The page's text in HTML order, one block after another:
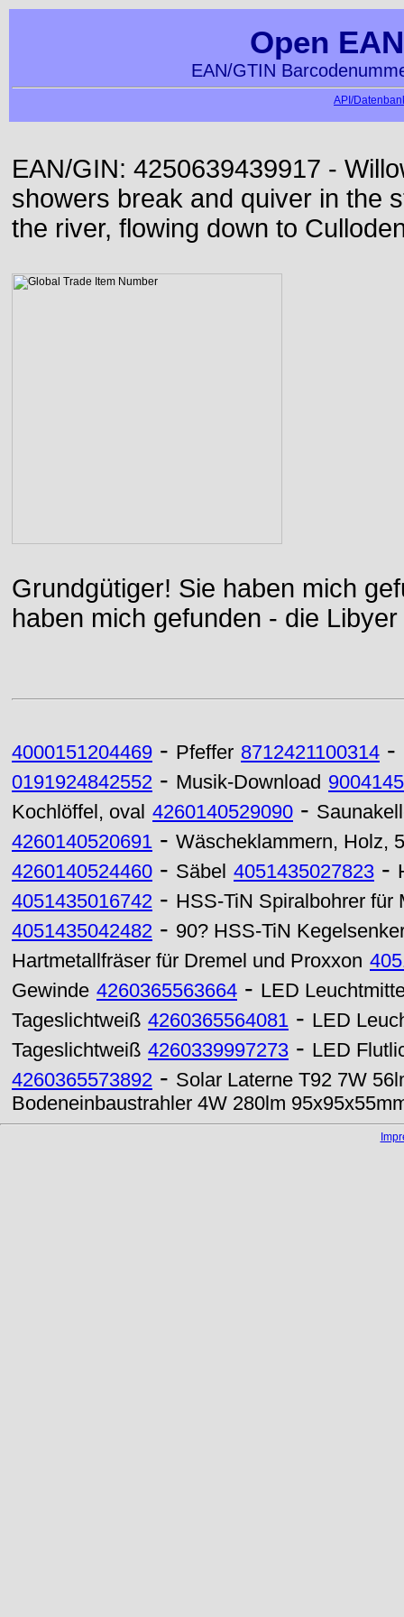
Open
EAN/GTIN
API/
EAN/GIN: 4250639439917 -
showers break and quiver in the
the river, flowing down to
Grundgütiger! Sie haben mich
haben mich gefunden - die
4000151204469 - Pfeffer 8712421100314 -
0191924842552 - Musik-Download
Kochlöffel, oval 4260140529090 -
4260140520691 - Wäscheklammern, Holz,
4260140524460 - Säbel 4051435027823 -
4051435016742 - HSS-TiN Spiralbohrer
4051435042482 - 90? HSS-TiN
Hartmetallfräser für Dremel und Proxxon
Gewinde 4260365563664 - LED
Tageslichtweiß 4260365564081 - LED
Tageslichtweiß 4260339997273 - LED
4260365573892 - Solar Laterne T92 7W
Bodeneinbaustrahler 4W 280lm